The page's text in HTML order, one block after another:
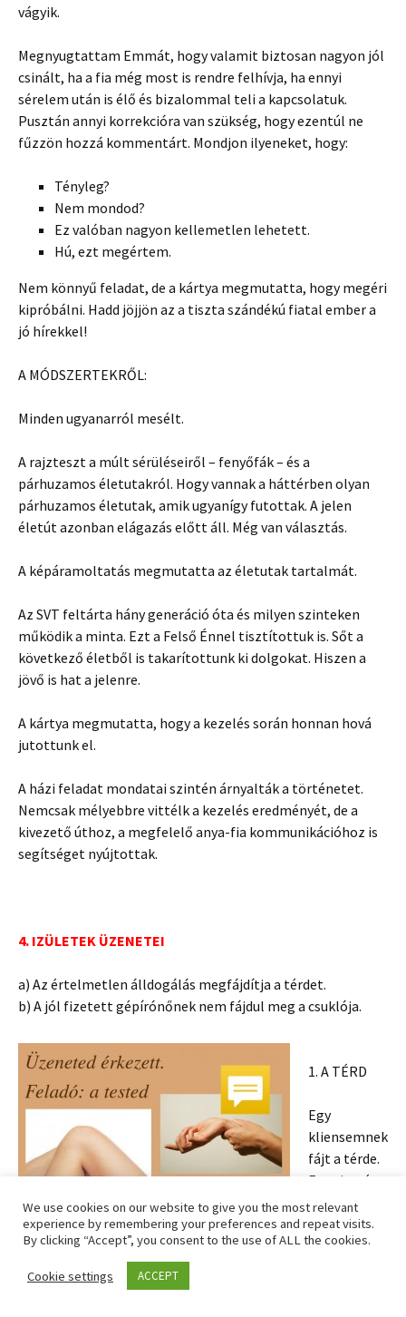
vágyik.
Megnyugtattam Emmát, hogy valamit biztosan nagyon jól
csinált, ha a fia még most is rendre felhívja, ha ennyi
sérelem után is élő és bizalommal teli a kapcsolatuk.
Pusztán annyi korrekcióra van szükség, hogy ezentúl ne
fűzzön hozzá kommentárt. Mondjon ilyeneket, hogy:
Tényleg?
Nem mondod?
Ez valóban nagyon kellemetlen lehetett.
Hú, ezt megértem.
Nem könnyű feladat, de a kártya megmutatta, hogy megéri
kipróbálni. Hadd jöjjön az a tiszta szándékú fiatal ember a
jó hírekkel!
A MÓDSZERTEKRŐL:
Minden ugyanarról mesélt.
A rajzteszt a múlt sérüléseiről – fenyőfák – és a
párhuzamos életutakról. Hogy vannak a háttérben olyan
párhuzamos életutak, amik ugyanígy futottak. A jelen
életút azonban elágazás előtt áll. Még van választás.
A képáramoltatás megmutatta az életutak tartalmát.
Az SVT feltárta hány generáció óta és milyen szinteken
működik a minta. Ezt a Felső Énnel tisztítottuk is. Sőt a
következő életből is takarítottunk ki dolgokat. Hiszen a
jövő is hat a jelenre.
A kártya megmutatta, hogy a kezelés során honnan hová
jutottunk el.
A házi feladat mondatai szintén árnyalták a történetet.
Nemcsak mélyebbre vittélk a kezelés eredményét, de a
kivezető úthoz, a megfelelő anya-fia kommunikációhoz is
segítséget nyújtottak.
4. IZÜLETEK ÜZENETEI
a) Az értelmetlen álldogálás megfájdítja a térdet.
b) A jól fizetett gépírónőnek nem fájdul meg a csuklója.
A térd és a csukló üzenete – esetleírás
1. A TÉRD
Egy
kliensemnek
fájt a térde.
Egy visszér
és valami
más is
problémát
okozott a térde elülső részében.
Mivel ez csak egy mellékes szál volt az aznapi munkánkban,
We use cookies on our website to give you the most relevant
experience by remembering your preferences and repeat visits.
By clicking “Accept”, you consent to the use of ALL the cookies.
Cookie settings ACCEPT